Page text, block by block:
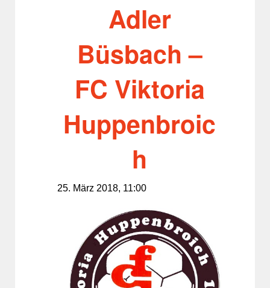
Adler
Büsbach –
FC Viktoria
Huppenbroic
h
25. März 2018, 11:00